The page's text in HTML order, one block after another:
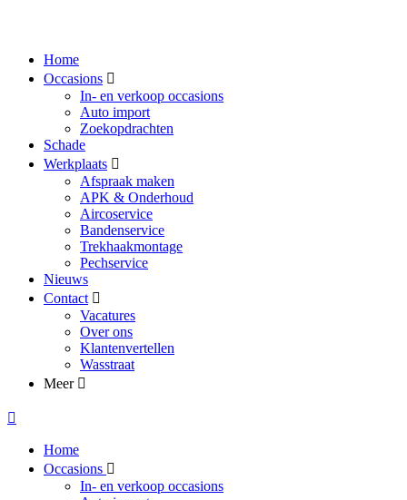
Home
Occasions
In- en verkoop occasions
Auto import
Zoekopdrachten
Schade
Werkplaats
Afspraak maken
APK & Onderhoud
Aircoservice
Bandenservice
Trekhaakmontage
Pechservice
Nieuws
Contact
Vacatures
Over ons
Klantenvertellen
Wasstraat
Meer
Home
Occasions
In- en verkoop occasions